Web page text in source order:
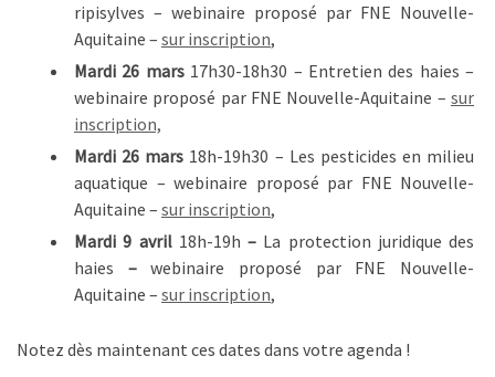
ripisylves – webinaire proposé par FNE Nouvelle-
Aquitaine – sur inscription,
Mardi 26 mars17h30-18h30 – Entretien des haies –
webinaire proposé par FNE Nouvelle-Aquitaine – sur
inscription,
Mardi 26 mars 18h-19h30 – Les pesticides en milieu
aquatique – webinaire proposé par FNE Nouvelle-
Aquitaine – sur inscription,
Mardi 9 avril18h-19h – La protection juridique des
haies –webinaire proposé par FNE Nouvelle-
Aquitaine – sur inscription,
Notez dès maintenant ces dates dans votre agenda !